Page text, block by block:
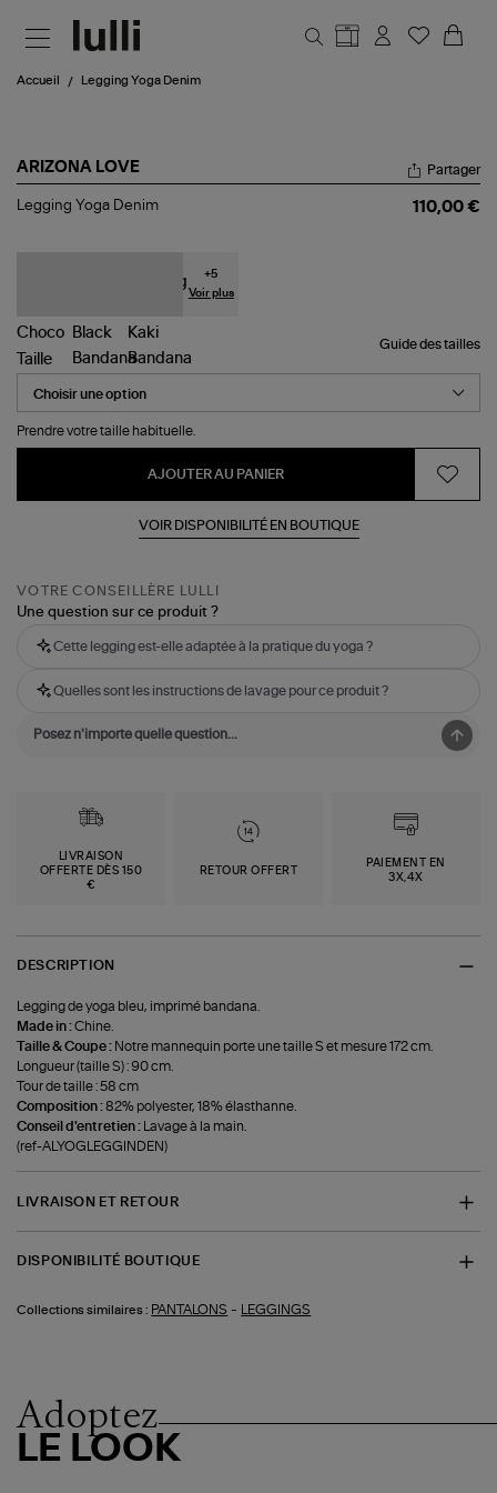
Accueil Legging Yoga Denim
ARIZONA LOVE
Legging
Partager
Legging Yoga Denim 110,00 €
+5
Voir plus
Guide des tailles
Taille
Prendre votre taille habituelle.
AJOUTER AU PANIER
VOIR DISPONIBILITÉ EN BOUTIQUE
VOTRE CONSEILLÈRE LULLI
Une question sur ce produit ?
Cette legging est-elle adaptée à la pratique du yoga ?
Quelles sont les instructions de lavage pour ce produit ?
LIVRAISON
OFFERTE DÈS 150
€
RETOUR OFFERT
PAIEMENT EN
3X,4X
DESCRIPTION
Legging de yoga bleu, imprimé bandana.
Made in :Chine.
Taille & Coupe : Notre mannequin porte une taille S et mesure 172 cm.
Longueur (taille S) : 90 cm.
Tour de taille : 58 cm
Composition :82% polyester, 18% élasthanne.
Conseil d'entretien :
Lavage à la main.
(ref-ALYOGLEGGINDEN)
LIVRAISON ET RETOUR
DISPONIBILITÉ BOUTIQUE
Collections similaires : PANTALONS - LEGGINGS
Adoptez
LE LOOK